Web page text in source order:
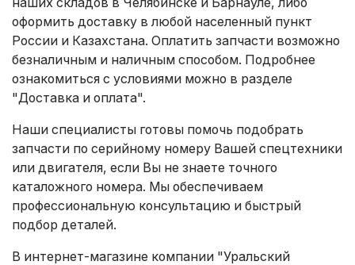
оформить доставку в любой населенный пункт
России и Казахстана. Оплатить запчасти возможно
безналичным и наличным способом. Подробнее
ознакомиться с условиями можно в разделе
"Доставка и оплата".
Наши специалисты готовы помочь подобрать
запчасти по серийному номеру Вашей спецтехники
или двигателя, если Вы не знаете точного
каталожного номера. Мы обеспечиваем
профессиональную консультацию и быстрый
подбор деталей.
В интернет-магазине компании "Уральский